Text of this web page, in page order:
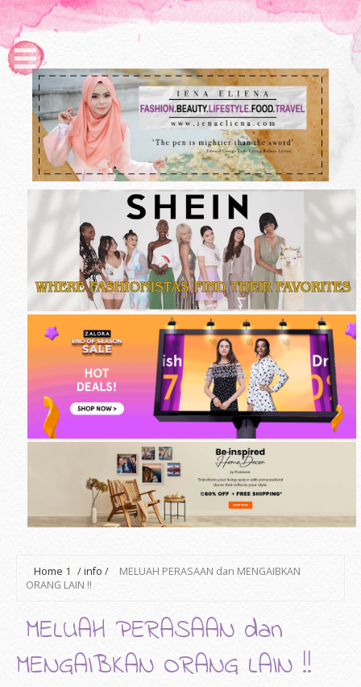
Home 1 /info /
MELUAH PERASAAN dan MENGAIBKAN
ORANG LAIN !!
MELUAH PERASAAN dan
MENGAIBKAN ORANG LAIN !!